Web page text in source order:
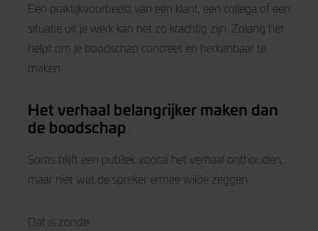
Een praktijkvoorbeeld van een klant, een collega of een
situatie uit je werk kan net zo krachtig zijn. Zolang het
helpt om je boodschap concreet en herkenbaar te
maken.
Het verhaal belangrijker maken dan
de boodschap
Soms blijft een publiek vooral het verhaal onthouden,
maar niet wat de spreker ermee wilde zeggen.
Dat is zonde.